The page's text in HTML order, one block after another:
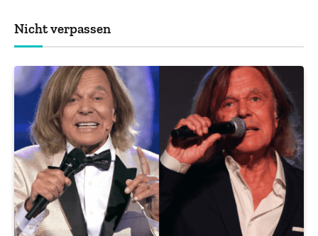
Nicht verpassen